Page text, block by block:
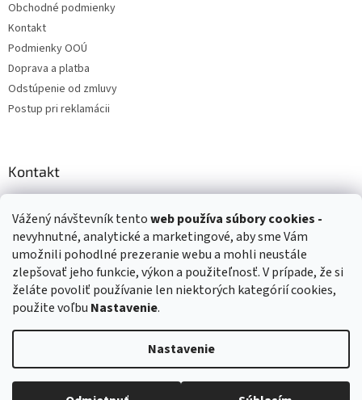
Vážený návštevník tentoweb používasúbory cookies -
nevyhnutné, analytické a marketingové, aby sme Vám
umožnili pohodlné prezeranie webu a mohli neustále
zlepšovať jeho funkcie, výkon a použiteľnosť. V prípade, že si
želáte povoliť používanie len niektorých kategórií cookies,
použite voľbu Nastavenie.
Nastavenie
Obchodné podmienky
Kontakt
Podmienky OOÚ
Doprava a platba
Odstúpenie od zmluvy
Postup pri reklamácii
Kontakt
+421 903 144 673
Copyright 2026ZuziHračky.sk. Všetky práva vyhradené.Upraviť
nastavenie cookies